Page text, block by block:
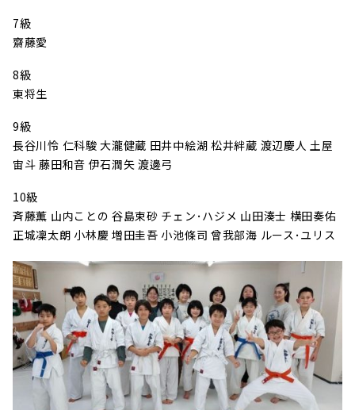
7級
齋藤愛
8級
東将生
9級
長谷川怜 仁科駿 大瀧健蔵 田井中絵湖 松井絆蔵 渡辺慶人 土屋
宙斗 藤田和音 伊石潤矢 渡邊弓
10級
斉藤薫 山内ことの 谷島束砂 チェン･ハジメ 山田湊士 横田奏佑
正城凜太朗 小林慶 増田圭吾 小池條司 曾我部海 ルース･ユリス